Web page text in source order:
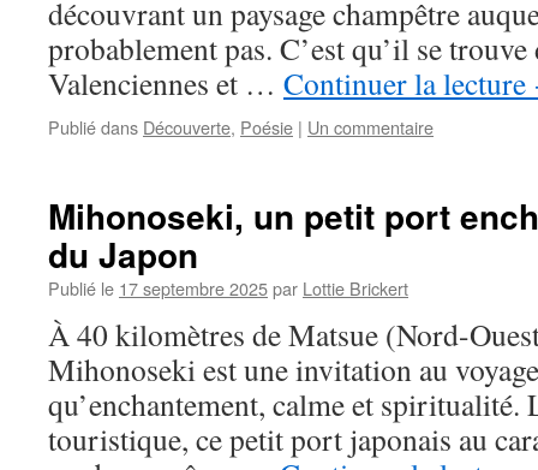
découvrant un paysage champêtre
probablement pas. C’est qu’il se
Valenciennes et … Continuer la lecture
Publié dans Découverte, Poésie | Un commentaire
Mihonoseki, un petit port
du Japon
Publié le 17 septembre 2025par Lottie Brickert
À 40 kilomètres de Matsue (Nord-
Mihonoseki est une invitation au
qu’enchantement, calme et
touristique, ce petit port japonais au